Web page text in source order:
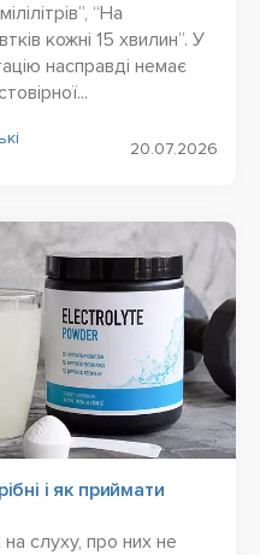
“На
кожні 15 хвилин”. У
насправді немає
20.07.2026
і як приймати
на слуху, про них не